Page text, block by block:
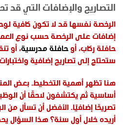
التصاريح والإضافات التي قد
الرخصة نفسها قد لا تكون كافية
إضافات على الرخصة حسب نوع
حافلة ركاب، أوحافلة مدرسية، أو
ستحتاج إلى تصاريح إضافية
هنا تظهر أهمية التخطيط. بعض
أساسية ثم يكتشفون لاحقًا أن
تصريحًا إضافيًا. الأفضل أن تسأل من
أريده خلال أول سنة؟ هذا السؤال